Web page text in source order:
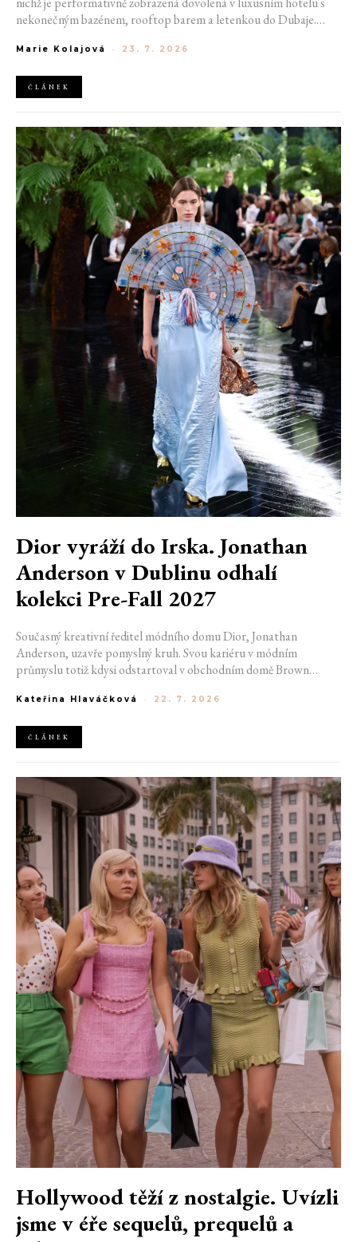
nekonečným bazénem, rooftop barem a letenkou do Dubaje.
horách. Ranní koupání v lomu. Výlet vlakem na Šumavu.
Marie Kolajová - 23. 7. 2026
ČLÁNEK
Dior vyráží do Irska. Jonathan
Anderson v Dublinu odhalí
kolekci Pre-Fall 2027
Současný kreativní ředitel módního domu Dior, Jonathan
Anderson, uzavře pomyslný kruh. Svou kariéru v módním
průmyslu totiž kdysi odstartoval v obchodním domě Brown
jedné z největších luxusních značek světa. V prosinci totiž v
Fall 2027.
Kateřina Hlaváčková - 22. 7. 2026
ČLÁNEK
Hollywood těží z nostalgie. Uvízli
jsme v éře sequelů, prequelů a